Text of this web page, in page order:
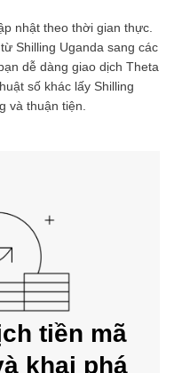
nhật theo thời gian thực.
Shilling Uganda sang các
dễ dàng giao dịch Theta
số khác lấy Shilling
và thuận tiện.
tiền mã
khai phá